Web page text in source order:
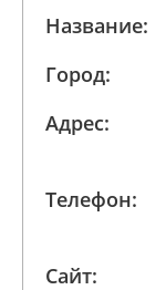
Название:
Город:
Адрес:
Телефон:
Сайт: